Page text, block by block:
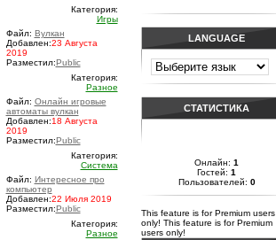
Категория:
Игры
Файл: Вулкан
Добавлен:23 Августа
2019
Разместил:Public
Категория:
Разное
Файл: Онлайн игровые
автоматы вулкан
Добавлен:18 Августа
2019
Разместил:Public
Категория:
Система
Файл: Интересное про
компьютер
Добавлен:22 Июля 2019
Разместил:Public
Категория:
Разное
LANGUAGE
СТАТИСТИКА
Онлайн: 1
Гостей: 1
Пользователей: 0
This feature is for Premium users
only! This feature is for Premium
users only!